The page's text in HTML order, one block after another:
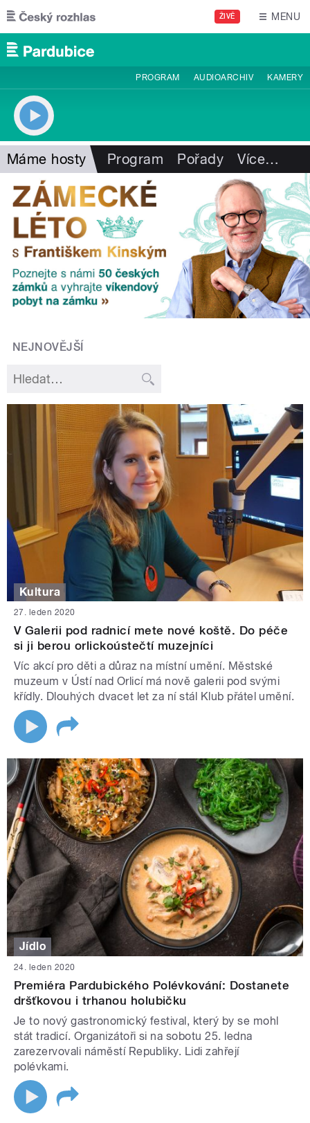
Přejít k hlavnímu obsahu
ŽIVĚ MENU
PROGRAM AUDIOARCHIV KAMERY
Máme hosty Program Pořady Více…
NEJNOVĚJŠÍ
Kultura
27. leden 2020
V Galerii pod radnicí mete nové koště. Do péče
si ji berou orlickoústečtí muzejníci
Víc akcí pro děti a důraz na místní umění. Městské
muzeum v Ústí nad Orlicí má nově galerii pod svými
křídly. Dlouhých dvacet let za ní stál Klub přátel umění.
Jídlo
24. leden 2020
Premiéra Pardubického Polévkování: Dostanete
dršťkovou i trhanou holubičku
Je to nový gastronomický festival, který by se mohl
stát tradicí. Organizátoři si na sobotu 25. ledna
zarezervovali náměstí Republiky. Lidi zahřejí
polévkami.